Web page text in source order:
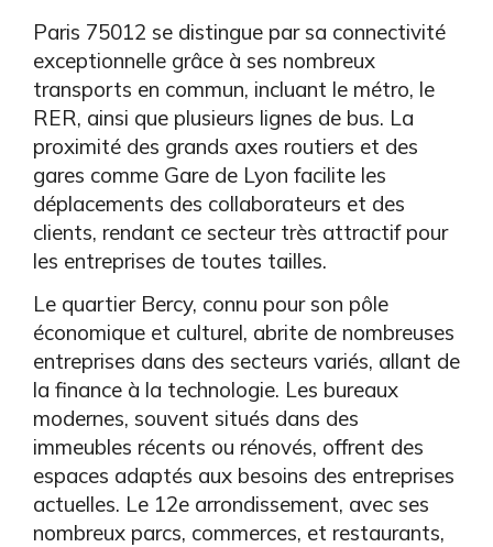
Paris 75012 se distingue par sa connectivité
exceptionnelle grâce à ses nombreux
transports en commun, incluant le métro, le
RER, ainsi que plusieurs lignes de bus. La
proximité des grands axes routiers et des
gares comme Gare de Lyon facilite les
déplacements des collaborateurs et des
clients, rendant ce secteur très attractif pour
les entreprises de toutes tailles.
Le quartier Bercy, connu pour son pôle
économique et culturel, abrite de nombreuses
entreprises dans des secteurs variés, allant de
la finance à la technologie. Les bureaux
modernes, souvent situés dans des
immeubles récents ou rénovés, offrent des
espaces adaptés aux besoins des entreprises
actuelles. Le 12e arrondissement, avec ses
nombreux parcs, commerces, et restaurants,